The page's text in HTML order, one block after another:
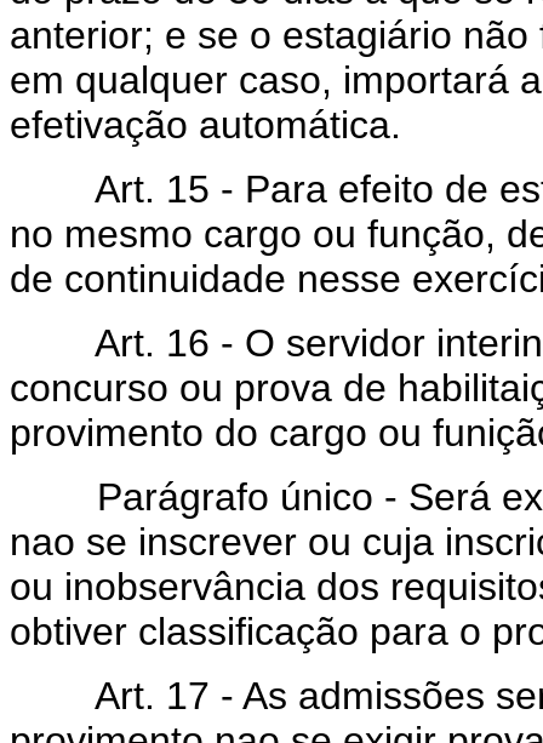
anterior; e se o estagiário
em qualquer caso, importará
efetivação automática.
Art. 15 - Para efeito de
no mesmo cargo ou função,
de continuidade nesse
Art. 16 - O servidor
concurso ou prova de
provimento do cargo ou
Parágrafo único - Será
nao se inscrever ou cuja
ou inobservância dos
obtiver classificação para o
Art. 17 - As admissões